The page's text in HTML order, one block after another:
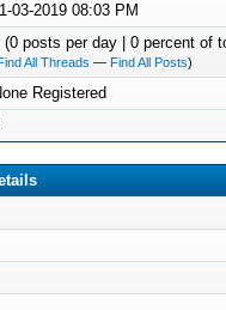
03-2019 08:03 PM
(0 posts per day | 0 percent of
All Threads — Find All Posts)
Registered